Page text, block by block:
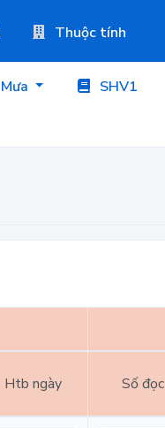
Thuộc tính
Mưa SHV1
Htb ngày Số đọc